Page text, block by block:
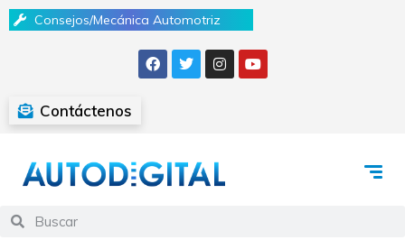
Consejos/Mecánica Automotriz
Contáctenos